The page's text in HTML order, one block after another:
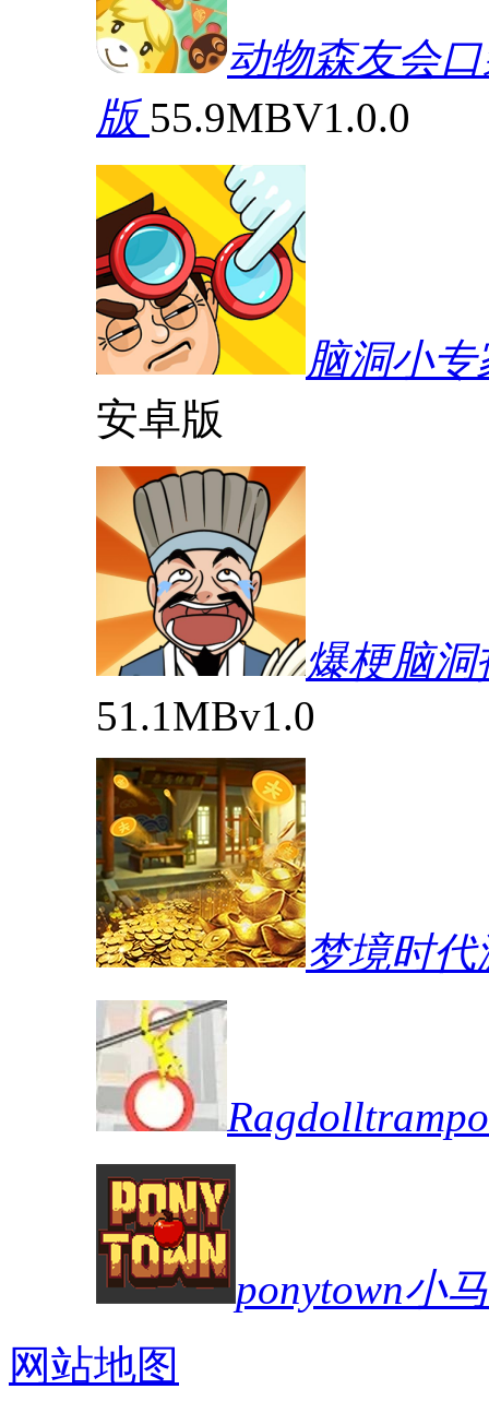
动物森友会
版 55.9MBV1.0.0
脑洞小
安卓版
爆梗脑
51.1MBv1.0
梦境时
ponytown小
网站地图